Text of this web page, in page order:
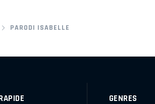
PARODI ISABELLE
GENRES